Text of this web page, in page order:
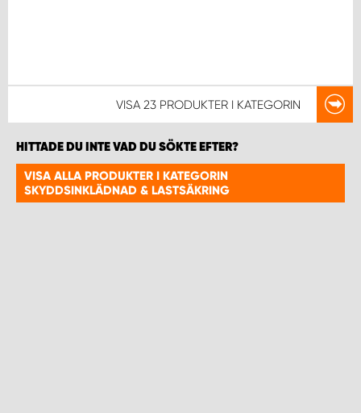
VISA 23 PRODUKTER I KATEGORIN
HITTADE DU INTE VAD DU SÖKTE EFTER?
VISA ALLA PRODUKTER I KATEGORIN
SKYDDSINKLÄDNAD & LASTSÄKRING
WORK SYSTEM ÖSTERSUND